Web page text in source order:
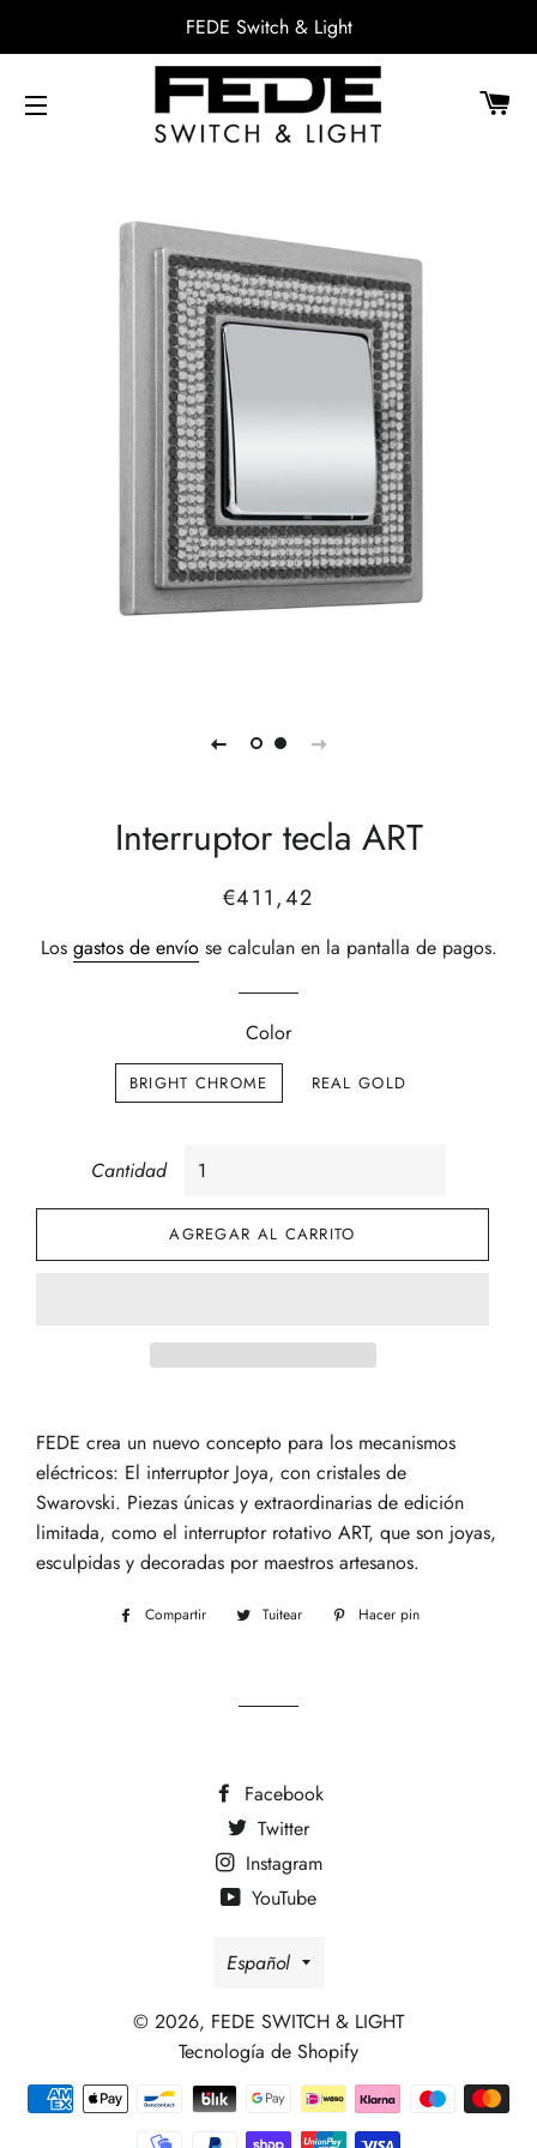
FEDE Switch & Light
NAVEGACIÓN
Interruptor tecla ART
Precio
Precio
venta
€411,42
Los gastos de envíose calculan en la pantalla de pagos.
Color
BRIGHT CHROME REAL GOLD
Cantidad
AGREGAR AL CARRITO
FEDE crea un nuevo concepto para los mecanismos
eléctricos: El interruptor Joya, con cristales de
Swarovski. Piezas únicas y extraordinarias de edición
limitada, como el interruptor rotativo ART, que son joyas,
esculpidas y decoradas por maestros artesanos.
Compartir
CompartirTuitear
Tuitear
Hacer pin
Facebook
Twitter
Instagram
YouTube
Idioma
Español
© 2026, FEDE SWITCH & LIGHT
Tecnología de Shopify
Métodos
de